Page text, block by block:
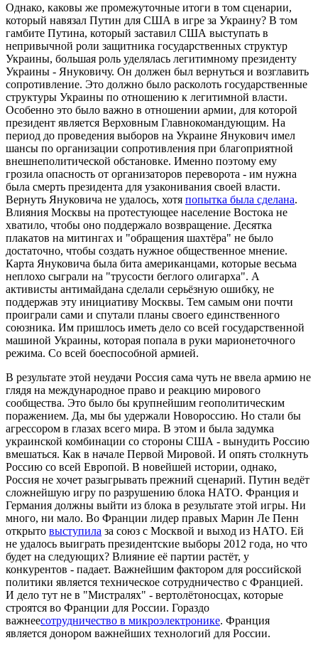
Однако, каковы же промежуточные итоги в том сценарии,
который навязал Путин для США в игре за Украину? В том
гамбите Путина, который заставил США выступать в
непривычной роли защитника государственных структур
Украины, большая роль уделялась легитимному президенту
Украины - Януковичу. Он должен был вернуться и возглавить
сопротивление. Это должно было расколоть государственные
структуры Украины по отношению к легитимной власти.
Особенно это было важно в отношении армии, для которой
президент является Верховным Главнокомандующим. На
период до проведения выборов на Украине Янукович имел
шансы по организации сопротивления при благоприятной
внешнеполитической обстановке. Именно поэтому ему
грозила опасность от организаторов переворота - им нужна
была смерть президента для узаконивания своей власти.
Вернуть Януковича не удалось, хотя попытка была сделана.
Влияния Москвы на протестующее население Востока не
хватило, чтобы оно поддержало возвращение. Десятка
плакатов на митингах и "обращения шахтёра" не было
достаточно, чтобы создать нужное общественное мнение.
Карта Януковича была бита американцами, которые весьма
неплохо сыграли на "трусости беглого олигарха". А
активисты антимайдана сделали серьёзную ошибку, не
поддержав эту инициативу Москвы. Тем самым они почти
проиграли сами и спутали планы своего единственного
союзника. Им пришлось иметь дело со всей государственной
машиной Украины, которая попала в руки марионеточного
режима. Со всей боеспособной армией.
В результате этой неудачи Россия сама чуть не ввела армию не
глядя на международное право и реакцию мирового
сообщества. Это было бы крупнейшим геополитическим
поражением. Да, мы бы удержали Новороссию. Но стали бы
агрессором в глазах всего мира. В этом и была задумка
украинской комбинации со стороны США - вынудить Россию
вмешаться. Как в начале Первой Мировой. И опять столкнуть
Россию со всей Европой. В новейшей истории, однако,
Россия не хочет разыгрывать прежний сценарий. Путин ведёт
сложнейшую игру по разрушению блока НАТО. Франция и
Германия должны выйти из блока в результате этой игры. Ни
много, ни мало. Во Франции лидер правых Марин Ле Пенн
открыто выступила за союз с Москвой и выход из НАТО. Ей
не удалось выиграть президентские выборы 2012 года, но что
будет на следующих? Влияние её партии растёт, у
конкурентов - падает. Важнейшим фактором для российской
политики является техническое сотрудничество с Францией.
И дело тут не в "Мистралях" - вертолётоносцах, которые
строятся во Франции для России. Гораздо
важнеесотрудничество в микроэлектронике. Франция
является донором важнейших технологий для России.